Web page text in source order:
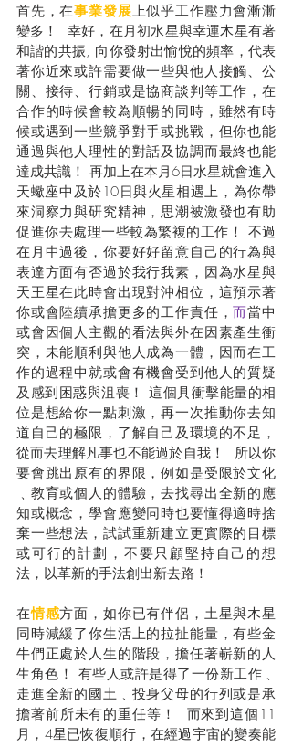
首先，在事業發展上似乎工作壓力會漸漸
變多！  幸好，在月初水星與幸運木星有著
和諧的共振, 向你發射出愉悅的頻率，代表
著你近來或許需要做一些與他人接觸、公
關、接待、行銷或是協商談判等工作，在
合作的時候會較為順暢的同時，雖然有時
候或遇到一些競爭對手或挑戰，但你也能
通過與他人理性的對話及協調而最終也能
達成共識！ 再加上在本月6日水星就會進入
天蠍座中及於10日與火星相遇上，為你帶
來洞察力與研究精神，思潮被激發也有助
促進你去處理一些較為繁複的工作！ 不過
在月中過後，你要好好留意自己的行為與
表達方面有否過於我行我素，因為水星與
天王星在此時會出現對沖相位，這預示著
你或會陸續承擔更多的工作責任，而當中
或會因個人主觀的看法與外在因素產生衝
突，未能順利與他人成為一體，因而在工
作的過程中就或會有機會受到他人的質疑
及感到困惑與沮喪！ 這個具衝擊能量的相
位是想給你一點刺激，再一次推動你去知
道自己的極限，了解自己及環境的不足，
從而去理解凡事也不能過於自我！  所以你
要會跳出原有的界限，例如是受限於文化
﹑教育或個人的體驗，去找尋出全新的應
知或概念，學會應變同時也要懂得適時捨
棄一些想法，試試重新建立更實際的目標
或可行的計劃，不要只顧堅持自己的想
法，以革新的手法創出新去路！
在情感方面，如你已有伴侶，土星與木星
同時減緩了你生活上的拉扯能量，有些金
牛們正處於人生的階段，擔任著嶄新的人
生角色！ 有些人或許是得了一份新工作﹑
走進全新的國土﹑投身父母的行列或是承
擔著前所未有的重任等！  而來到這個11
月，4星已恢復順行，在經過宇宙的變奏能